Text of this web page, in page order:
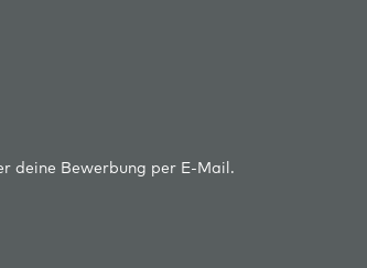
deine Bewerbung per E-Mail.